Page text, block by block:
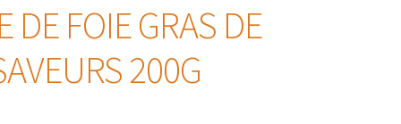
DE FOIE GRAS DE
200G